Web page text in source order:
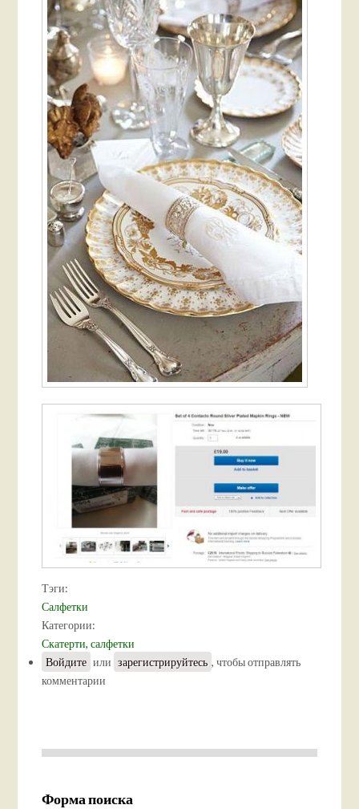
Тэги:
Салфетки
Категории:
Скатерти, салфетки
Войдите или зарегистрируйтесь , чтобы отправлять
комментарии
Форма поиска